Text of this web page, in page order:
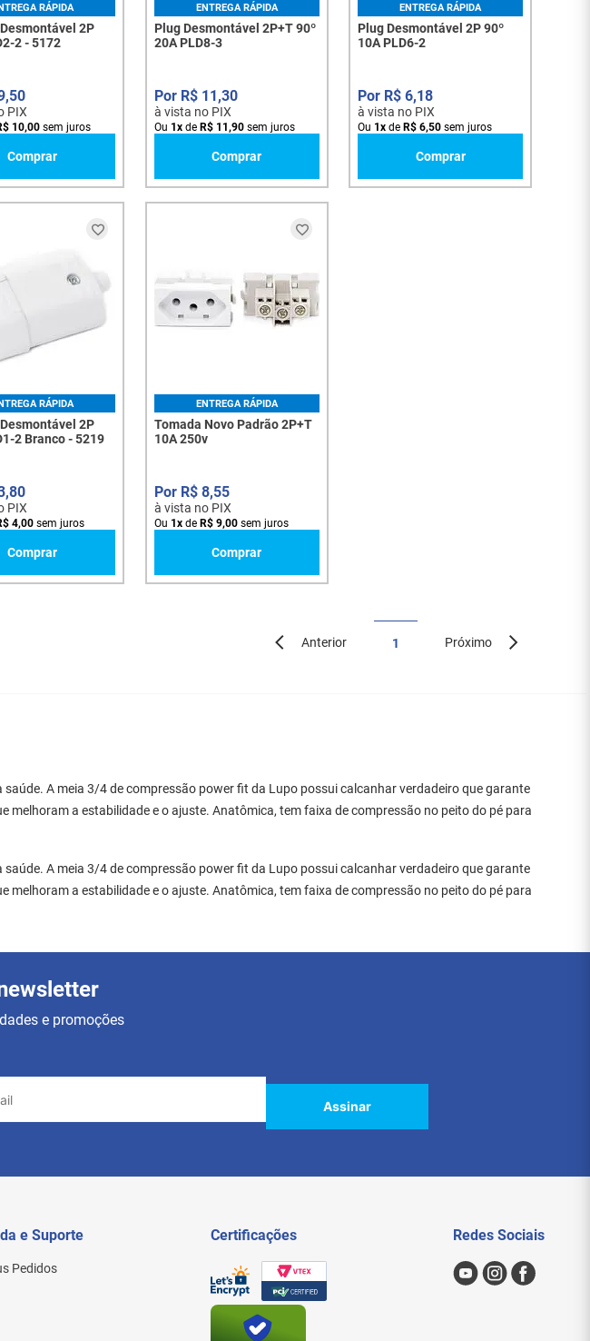
RÁPIDA
2P
2 - 5172
,50
PIX
10,00sem juros
Comprar
ENTREGA RÁPIDA
Plug Desmontável 2P+T 90º
20A PLD8-3
R$ 11,30
à vista no PIX
Ou 1 xde R$ 11 ,90sem juros
Comprar
ENTREGA RÁPIDA
Plug Desmontável 2P 90º
10A PLD6-2
R$ 6,18
à vista no PIX
Ou 1x de R$ 6,50 sem juros
Comprar
RÁPIDA
2P
2 Branco - 5219
,80
PIX
4,00sem juros
Comprar
ENTREGA RÁPIDA
Tomada Novo Padrão 2P+T
10A 250v
R$ 8,55
à vista no PIX
Ou 1 xde R$ 9,00sem juros
Comprar
Anterior 1 Próximo
A meia 3/4 de compressão power fit da Lupo possui calcanhar verdadeiro que garante
a estabilidade e o ajuste. Anatômica, tem faixa de compressão no peito do pé para
A meia 3/4 de compressão power fit da Lupo possui calcanhar verdadeiro que garante
a estabilidade e o ajuste. Anatômica, tem faixa de compressão no peito do pé para
e promoções
Assinar
e Suporte
Pedidos
Certificações Redes Sociais